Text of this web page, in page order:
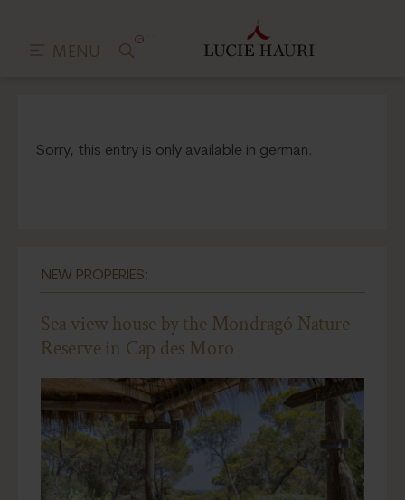
MENU
0
Sorry, this entry is only available in german.
NEW PROPERIES:
Sea view house by the Mondragó Nature
Reserve in Cap des Moro